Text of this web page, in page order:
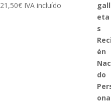
21,50€ IVA incluído